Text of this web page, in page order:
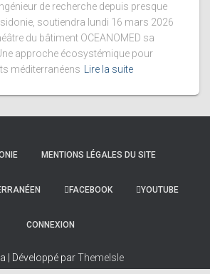
de recherche depuis presque
soutiendra lundi 16 mars 2026
du bâtiment OCEANOMED sa
approche écosystémique pour
méditerranéens
Lire la suite
MENTIONS LÉGALES DU SITE
FACEBOOK YOUTUBE
CONNEXION
| Développé parThemeIsle